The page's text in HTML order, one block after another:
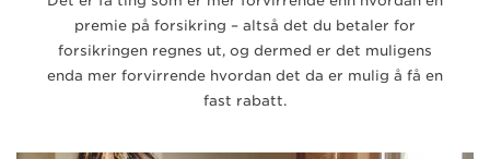
premie på forsikring – altså det du betaler for
forsikringen regnes ut, og dermed er det muligens
enda mer forvirrende hvordan det da er mulig å få en
fast rabatt.